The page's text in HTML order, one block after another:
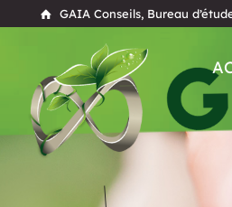
GAIA Conseils, Bureau